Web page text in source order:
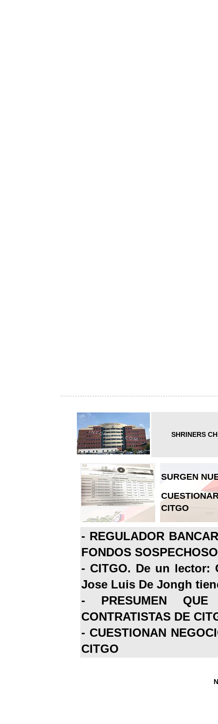
SHRINERS
SURGEN
CITGO
- REGULADOR
FONDOS
- CITGO. De un lector:
Jose Luis De Jongh
- PRESUMEN
CONTRATISTAS DE
- CUESTIONAN
CITGO